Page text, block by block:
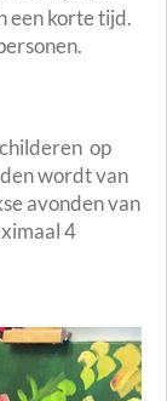
een korte tijd.
op
wordt van
avonden van
4